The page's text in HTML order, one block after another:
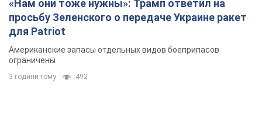
«Нам они тоже нужны»: Трамп ответил на
просьбу Зеленского о передаче Украине ракет
для Patriot
Американские запасы отдельных видов боеприпасов
ограничены
3 години тому 492